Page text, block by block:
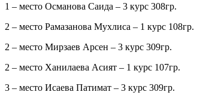
1 – место Османова Саида – 3 курс 308гр.
2 – место Рамазанова Мухлиса – 1 курс 108гр.
2 – место Мирзаев Арсен – 3 курс 309гр.
2 – место Ханилаева Асият – 1 курс 107гр.
3 – место Исаева Патимат – 3 курс 309гр.